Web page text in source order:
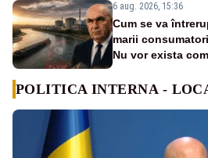
6 aug. 2026, 15:36
Cum se va
marii
Nu vor exista
POLITICA INTERNA -